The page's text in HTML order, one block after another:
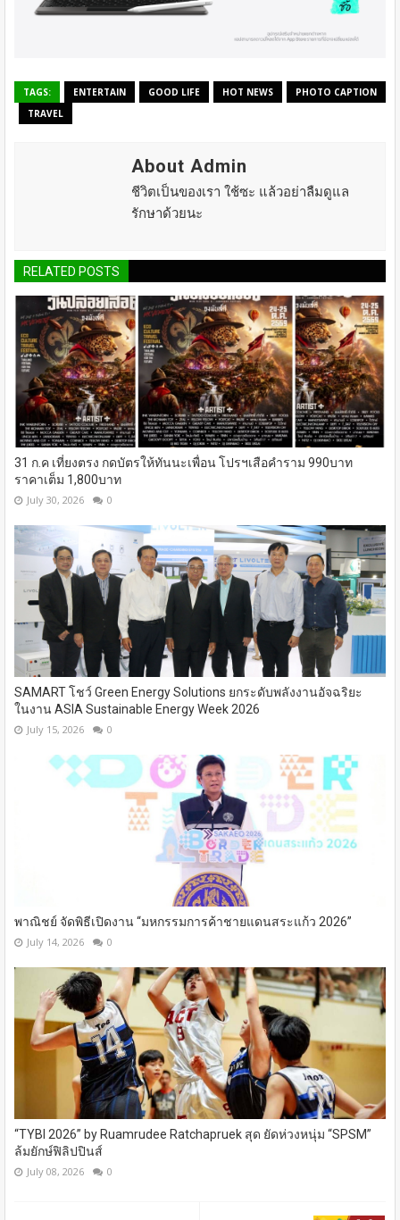
TAGS: ENTERTAIN GOOD LIFE HOT NEWS
PHOTO CAPTION
TRAVEL
About Admin
ชีวิตเป็นของเรา ใช้ซะ แล้วอย่าลืมดูแล
รักษาด้วยนะ
RELATED POSTS
31 ก.ค เที่ยงตรง กดบัตรให้ทันนะเพื่อน โปรฯเสือคำราม 990บาท
ราคาเต็ม 1,800บาท
July 30, 2026 0
SAMART โชว์ Green Energy Solutions ยกระดับพลังงานอัจฉริยะ
ในงาน ASIA Sustainable Energy Week 2026
July 15, 2026 0
พาณิชย์ จัดพิธีเปิดงาน “มหกรรมการค้าชายแดนสระแก้ว 2026”
July 14, 2026 0
“TYBI 2026” by Ruamrudee Ratchapruek สุด ยัดห่วงหนุ่ม “SPSM”
ล้มยักษ์ฟิลิปปินส์
July 08, 2026 0